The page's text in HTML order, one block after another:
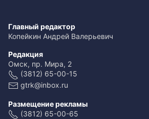
Главный редактор
Копейкин Андрей Валерьевич
Редакция
Омск, пр. Мира, 2
(3812) 65-00-15
gtrk@inbox.ru
Размещение рекламы
(3812) 65-00-65